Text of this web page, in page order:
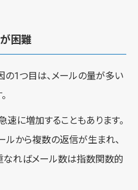
困難
1つ目は、メールの量が多い
速に増加することもあります。
ルから複数の返信が生まれ、
なればメール数は指数関数的